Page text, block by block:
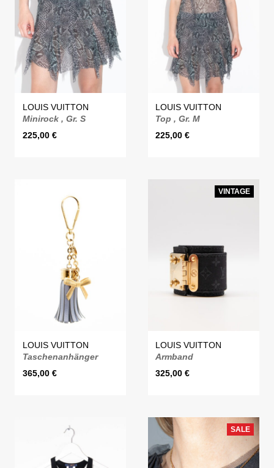
LOUIS VUITTON
Minirock , Gr. S
225,00 €
LOUIS VUITTON
Top , Gr. M
225,00€
LOUIS VUITTON
Taschenanhänger
365,00 €
VINTAGE
LOUIS VUITTON
Armband
325,00€
SALE